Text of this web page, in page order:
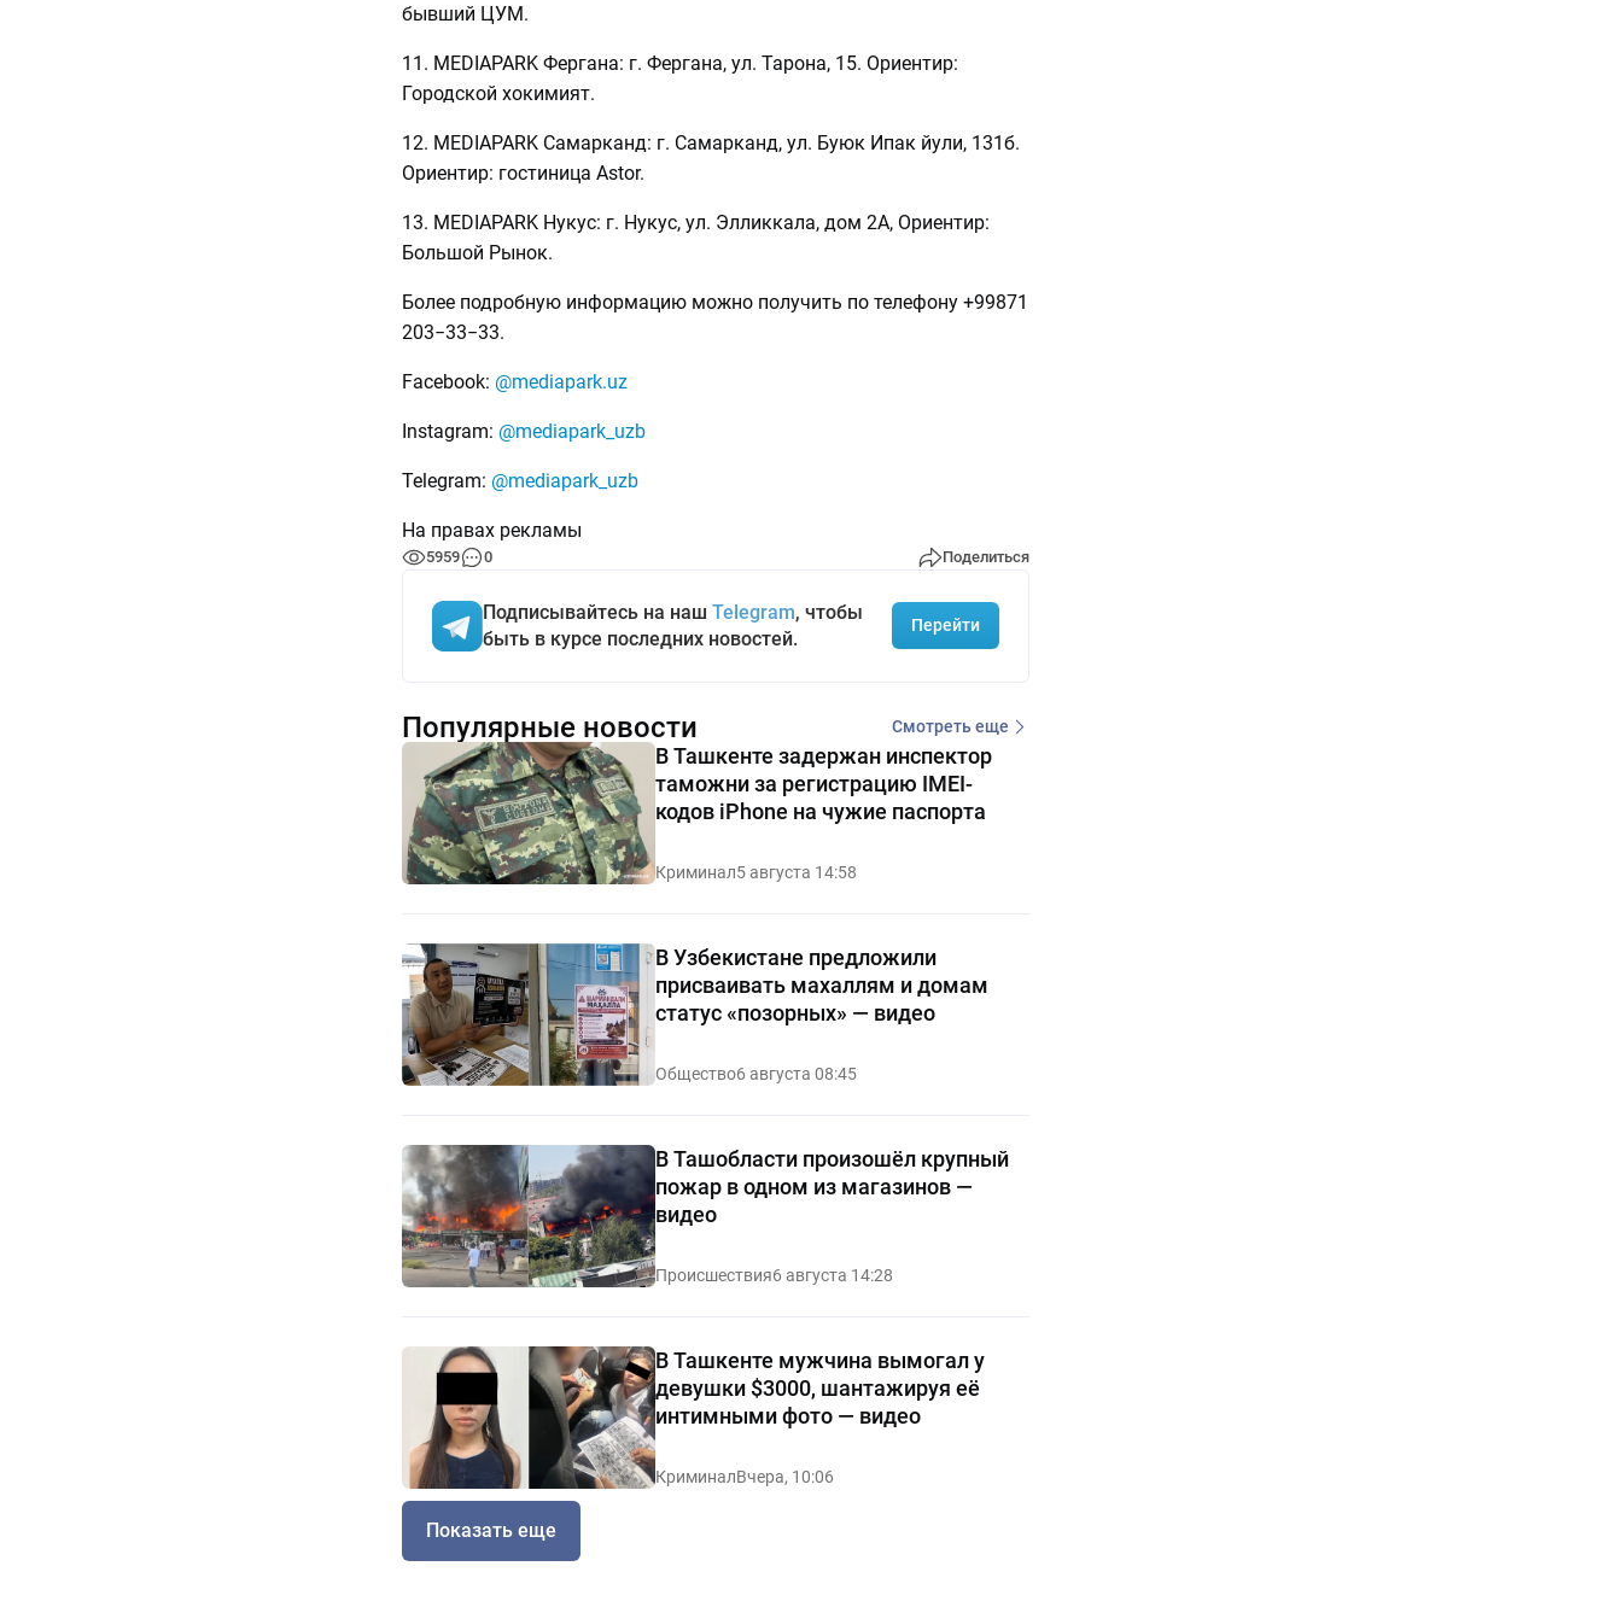
бывший ЦУМ.
11. MEDIAPARK Фергана: г. Фергана, ул. Тарона, 15. Ориентир:
Городской хокимият.
12. MEDIAPARK Самарканд: г. Самарканд, ул. Буюк Ипак йули, 131б.
Ориентир: гостиница Astor.
13. MEDIAPARK Нукус: г. Нукус, ул. Элликкала, дом 2А, Ориентир:
Большой Рынок.
Более подробную информацию можно получить по телефону +99871
203−33−33.
Facebook: @mediapark.uz
Instagram: @mediapark_uzb
Telegram: @mediapark_uzb
На правах рекламы
5959 0 Поделиться
Подписывайтесь на наш Telegram, чтобы
быть в курсе последних новостей.
Перейти
Популярные новости Смотреть еще
В Ташкенте задержан инспектор
таможни за регистрацию IMEI-
кодов iPhone на чужие паспорта
Криминал5 августа 14:58
В Узбекистане предложили
присваивать махаллям и домам
статус «позорных» — видео
Общество6 августа 08:45
В Ташобласти произошёл крупный
пожар в одном из магазинов —
видео
Происшествия6 августа 14:28
В Ташкенте мужчина вымогал у
девушки $3000, шантажируя её
интимными фото — видео
КриминалВчера, 10:06
Показать еще